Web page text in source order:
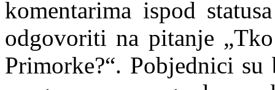
komentarima ispod
odgovoriti na pitanje
Primorke?“. Pobjednici